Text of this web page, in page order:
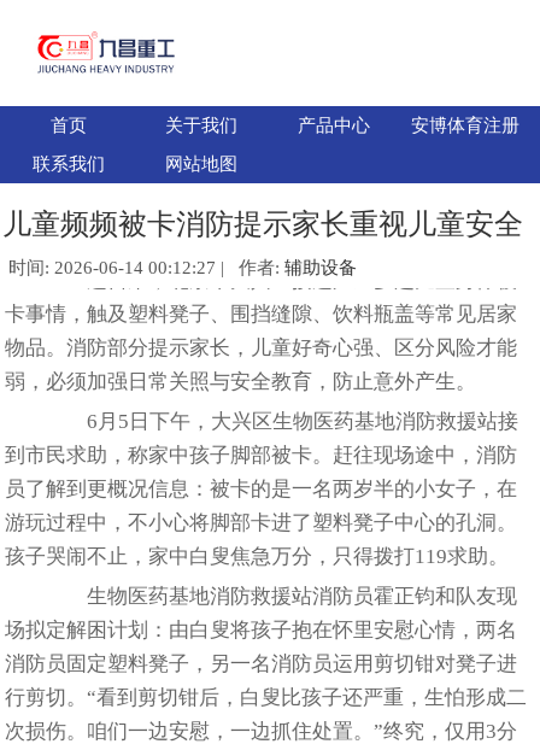
首页 关于我们 产品中心
安博体育注册
联系我们
网站地图
儿童频频被卡消防提示家长重视儿童安全
时间: 2026-06-14 00:12:27 | 作者:辅助设备
连日来，北京市大兴区接连产生多起儿童身体被
卡事情，触及塑料凳子、围挡缝隙、饮料瓶盖等常见居家
物品。消防部分提示家长，儿童好奇心强、区分风险才能
弱，必须加强日常关照与安全教育，防止意外产生。
6月5日下午，大兴区生物医药基地消防救援站接
到市民求助，称家中孩子脚部被卡。赶往现场途中，消防
员了解到更概况信息：被卡的是一名两岁半的小女子，在
游玩过程中，不小心将脚部卡进了塑料凳子中心的孔洞。
孩子哭闹不止，家中白叟焦急万分，只得拨打119求助。
生物医药基地消防救援站消防员霍正钧和队友现
场拟定解困计划：由白叟将孩子抱在怀里安慰心情，两名
消防员固定塑料凳子，另一名消防员运用剪切钳对凳子进
行剪切。“看到剪切钳后，白叟比孩子还严重，生怕形成二
次损伤。咱们一边安慰，一边抓住处置。”终究，仅用3分